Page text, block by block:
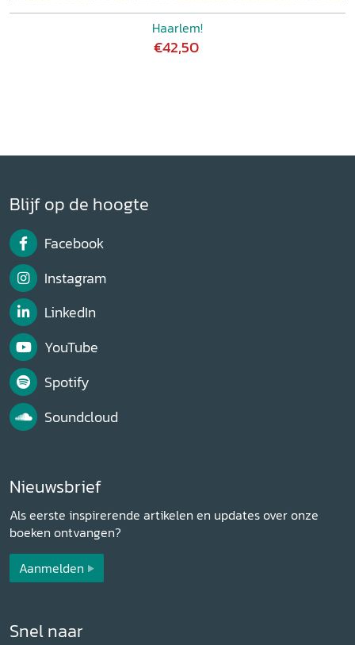
Haarlem!
€42,50
Blijf op de hoogte
Facebook
Instagram
LinkedIn
YouTube
Spotify
Soundcloud
Nieuwsbrief
Als eerste inspirerende artikelen en updates over onze
boeken ontvangen?
Aanmelden
Snel naar